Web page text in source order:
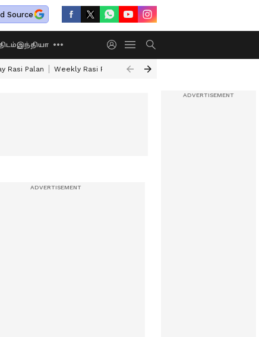
Source
இந்தியா
Rasi Palan Weekly Rasi Palan Sun Transit 2026